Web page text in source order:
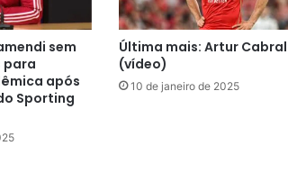
sem
para
após
Sporting
Última mais: Artur Cabral
(vídeo)
10 de janeiro de 2025